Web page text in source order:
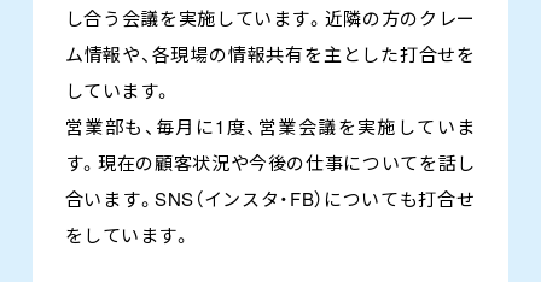
し合う会議を実施しています。近隣の方のクレー
ム情報や、各現場の情報共有を主とした打合せを
しています。
営業部も、毎月に1度、営業会議を実施していま
す。現在の顧客状況や今後の仕事についてを話し
合います。SNS（インスタ・FB）についても打合せ
をしています。